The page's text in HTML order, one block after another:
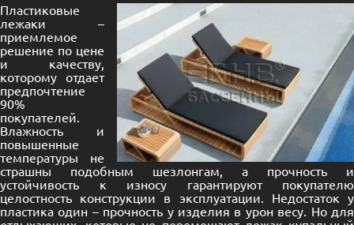
Пластиковые
лежаки –
приемлемое
решение по цене
и качеству,
которому отдает
предпочтение
90%
покупателей.
Влажность и
повышенные
температуры не
страшны подобным шезлонгам, а прочность и
устойчивость к износу гарантируют покупателю
целостность конструкции в эксплуатации. Недостаток у
пластика один – прочность у изделия в урон весу. Но для